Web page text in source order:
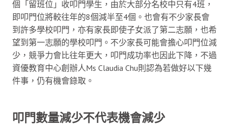
個「留班位」收叩門學生，由於大部分名校中只有4班，
即叩門位將較往年的8個減半至4個。也會有不少家長會
到許多學校叩門，亦有家長即使子女派了第二志願，也希
望到第一志願的學校叩門。不少家長可能會擔心叩門位減
少，競爭力會比往年更大，叩門成功率也因此下降，不過
資優教育中心創辦人Ms Claudia Chu則認為若做好以下幾
件事，仍有機會錄取。
叩門數量減少不代表機會減少